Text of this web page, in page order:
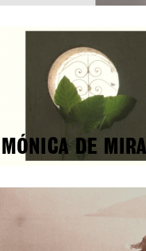
MÓNICA DE